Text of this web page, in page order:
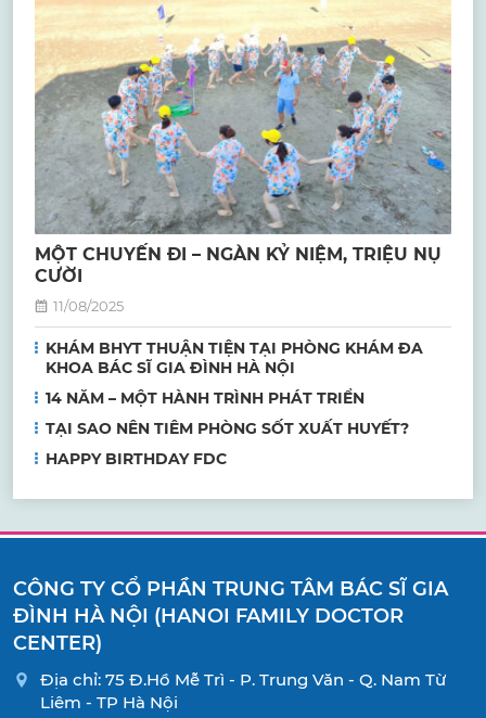
MỘT CHUYẾN ĐI – NGÀN KỶ NIỆM, TRIỆU NỤ
CƯỜI
11/08/2025
KHÁM BHYT THUẬN TIỆN TẠI PHÒNG KHÁM ĐA
KHOA BÁC SĨ GIA ĐÌNH HÀ NỘI
14 NĂM – MỘT HÀNH TRÌNH PHÁT TRIỂN
TẠI SAO NÊN TIÊM PHÒNG SỐT XUẤT HUYẾT?
HAPPY BIRTHDAY FDC
CÔNG TY CỔ PHẦN TRUNG TÂM BÁC SĨ GIA
ĐÌNH HÀ NỘI (HANOI FAMILY DOCTOR
CENTER)
Địa chỉ: 75 Đ.Hồ Mễ Trì - P. Trung Văn - Q. Nam Từ
Liêm - TP Hà Nội